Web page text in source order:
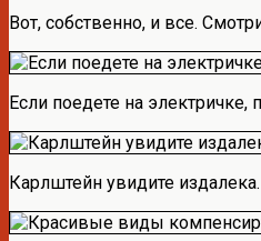
Вот, собственно, и все.
Если поедете на
Карлштейн увидите